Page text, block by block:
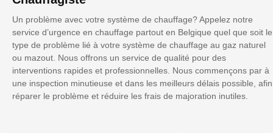
Un problème avec votre système de chauffage? Appelez notre
service d’urgence en chauffage partout en Belgique quel que soit le
type de problème lié à votre système de chauffage au gaz naturel
ou mazout. Nous offrons un service de qualité pour des
interventions rapides et professionnelles. Nous commençons par à
une inspection minutieuse et dans les meilleurs délais possible, afin
réparer le problème et réduire les frais de majoration inutiles.